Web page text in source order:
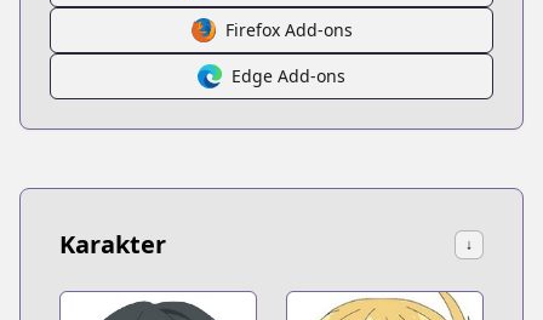
Firefox Add-ons
Edge Add-ons
Karakter ↓